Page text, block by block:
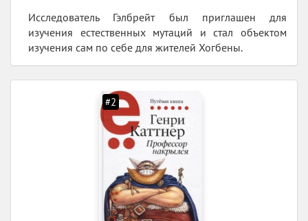
Исследователь Гэлбрейт был приглашен для
изучения естественных мутаций и стал объектом
изучения сам по себе для жителей Хогбены.
#2